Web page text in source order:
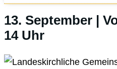
13. September |
14 Uhr